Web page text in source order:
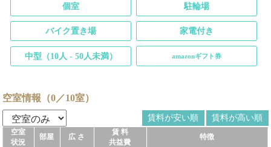
個室 駐輪場
バイク置き場 家電付き
中型（10人 - 50人未満） amazonギフト券
空室情報（0／10室）
賃料が安い順 賃料が高い順
空室
状況
部屋 広 さ
賃 料
共益費
特徴